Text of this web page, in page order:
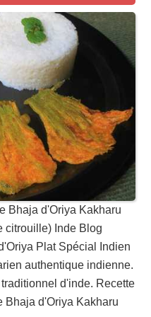
Bhaja d'Oriya Kakharu
citrouille) Inde Blog
Plat Spécial Indien
authentique indienne.
d'inde. Recette
Bhaja d'Oriya Kakharu